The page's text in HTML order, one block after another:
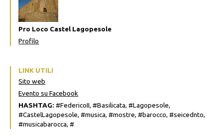
Pro Loco Castel Lagopesole
Profilo
LINK UTILI
Sito web
Evento su Facebook
HASHTAG: #FedericoII, #Basilicata, #Lagopesole,
#CastelLagopesole, #musica, #mostre, #barocco, #seicednto,
#musicabarocca, #